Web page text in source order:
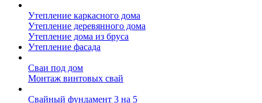
Утепление каркасного дома
Утепление деревянного дома
Утепление дома из бруса
Утепление фасада
Сваи под дом
Монтаж винтовых свай
Свайный фундамент 3 на 5